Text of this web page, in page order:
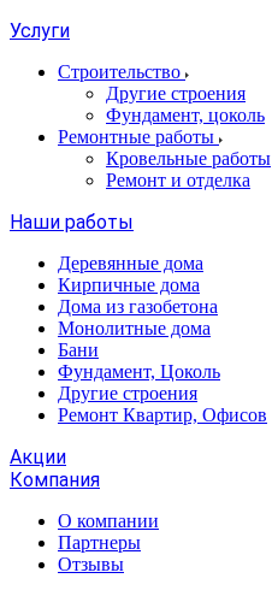
Услуги
Строительство
Другие строения
Фундамент, цоколь
Ремонтные работы
Кровельные работы
Ремонт и отделка
Наши работы
Деревянные дома
Кирпичные дома
Дома из газобетона
Монолитные дома
Бани
Фундамент, Цоколь
Другие строения
Ремонт Квартир, Офисов
Акции
Компания
О компании
Партнеры
Отзывы